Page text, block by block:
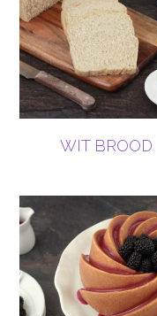
WIT BROOD